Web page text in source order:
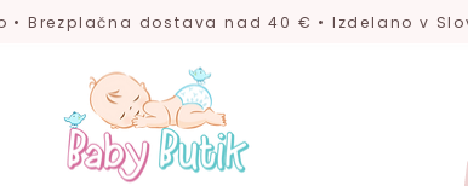
• Brezplačna dostava nad 40 € • Izdelano v